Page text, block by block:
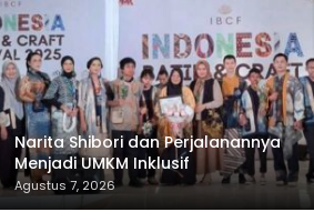
Narita Shibori dan Perjalanannya
Menjadi UMKM Inklusif
Agustus 7, 2026